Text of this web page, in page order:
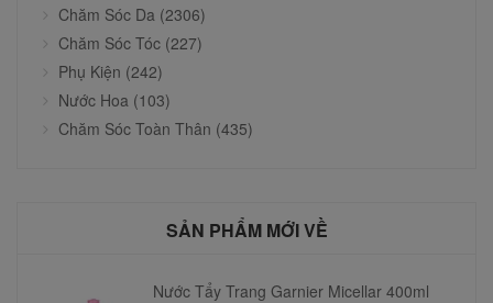
Chăm Sóc Da (2306)
Chăm Sóc Tóc (227)
Phụ Kiện (242)
Nước Hoa (103)
Chăm Sóc Toàn Thân (435)
SẢN PHẨM MỚI VỀ
Nước Tẩy Trang Garnier Micellar 400ml